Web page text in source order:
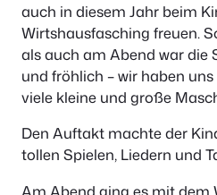
auch in diesem Jahr beim
Wirtshausfasching freuen.
als auch am Abend war die
und fröhlich – wir haben
viele kleine und große
Den Auftakt machte der
tollen Spielen, Liedern und
Am Abend ging es mit dem